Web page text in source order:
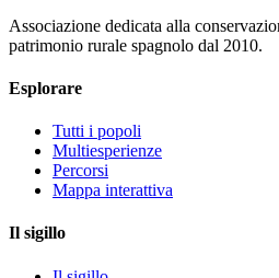
Associazione dedicata alla
patrimonio rurale spagnolo dal 2010.
Esplorare
Tutti i popoli
Multiesperienze
Percorsi
Mappa interattiva
Il sigillo